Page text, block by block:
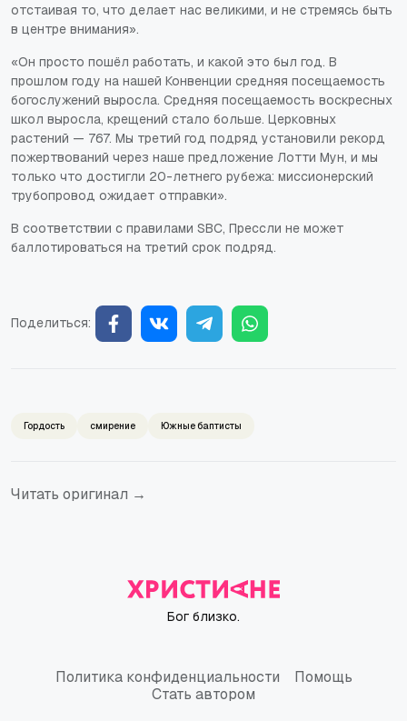
отстаивая то, что делает нас великими, и не стремясь быть
в центре внимания».
«Он просто пошёл работать, и какой это был год. В
прошлом году на нашей Конвенции средняя посещаемость
богослужений выросла. Средняя посещаемость воскресных
школ выросла, крещений стало больше. Церковных
растений — 767. Мы третий год подряд установили рекорд
пожертвований через наше предложение Лотти Мун, и мы
только что достигли 20-летнего рубежа: миссионерский
трубопровод ожидает отправки».
В соответствии с правилами SBC, Прессли не может
баллотироваться на третий срок подряд.
Поделиться:
Гордость смирение Южные баптисты
Читать оригинал →
Бог близко.
Политика конфиденциальности
Политика конфиденциальности
Помощь
Стать автором